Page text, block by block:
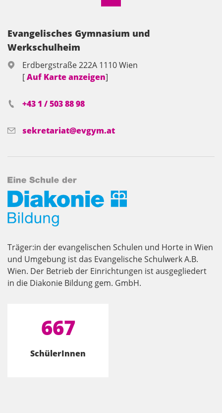
Evangelisches Gymnasium und
Werkschulheim
Erdbergstraße 222A 1110 Wien
[Auf Karte anzeigen]
+43 1 / 503 88 98
sekretariat@evgym.at
Träger:in der evangelischen Schulen und Horte in Wien
und Umgebung ist das Evangelische Schulwerk A.B.
Wien. Der Betrieb der Einrichtungen ist ausgegliedert
in die Diakonie Bildung gem. GmbH.
667
SchülerInnen